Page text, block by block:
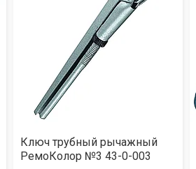
Ключ трубный рычажный
РемоКолор №3 43-0-003